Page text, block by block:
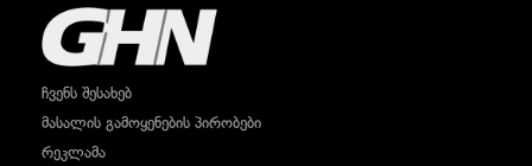
ჩვენს შესახებ
მასალის გამოყენების პირობები
რეკლამა